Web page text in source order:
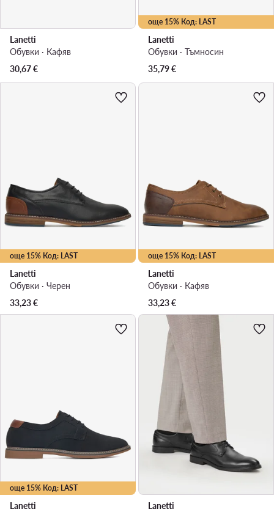
Lanetti
Обувки · Кафяв
30,67€
още 15% Код: LAST
Lanetti
Обувки · Тъмносин
35,79€
още 15% Код: LAST
Lanetti
Обувки · Черен
33,23€
още 15% Код: LAST
Lanetti
Обувки · Кафяв
33,23€
още 15% Код: LAST
Lanetti
Lanetti